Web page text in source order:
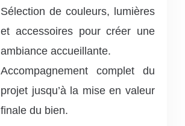
Sélection de couleurs, lumières
et accessoires pour créer une
ambiance accueillante.
Accompagnement complet du
projet jusqu’à la mise en valeur
finale du bien.